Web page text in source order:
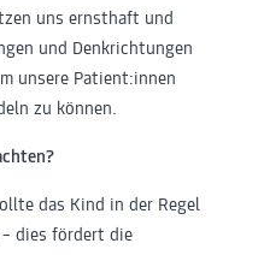
uns ernsthaft und
und Denkrichtungen
unsere Patient:innen
zu können.
das Kind in der Regel
dies fördert die